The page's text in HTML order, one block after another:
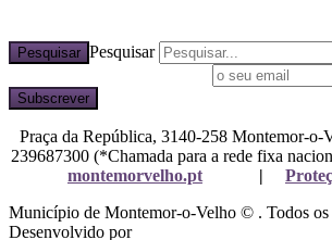
Pesquisar Pesquisar
Praça da República, 3140-258 Montemor-
239687300 (*Chamada para a rede fixa
montemorvelho.pt
|
Município de Montemor-o-Velho © . Todos os
Desenvolvido por